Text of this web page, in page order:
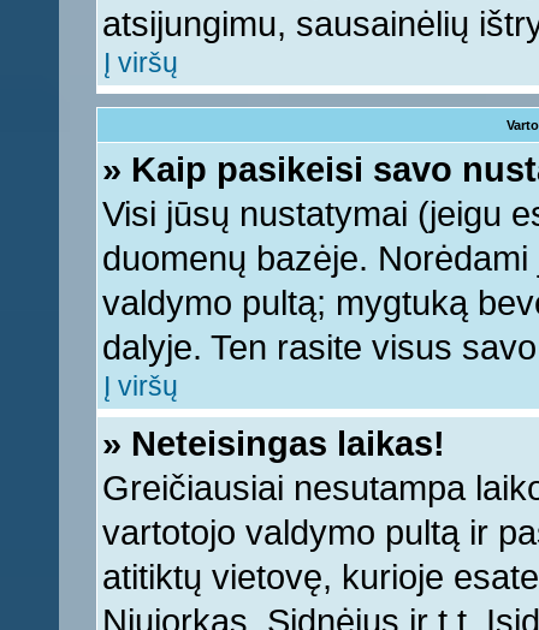
atsijungimu, sausainėlių
Į viršų
» Kaip pasikeisi savo
Visi jūsų nustatymai (jeigu
duomenų bazėje.
valdymo pultą; mygtuką
dalyje. Ten rasite visus
Į viršų
» Neteisingas laikas!
Greičiausiai nesutampa
vartotojo valdymo pultą ir
atitiktų vietovę, kurioje
Niujorkas, Sidnėjus ir t.t.